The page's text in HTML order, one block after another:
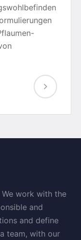
We work with the
and
and define
team, with our